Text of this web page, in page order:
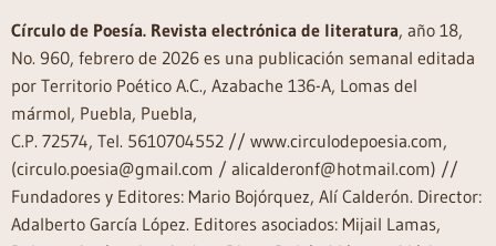
Círculo de Poesía. Revista electrónica de literatura, año 18,
No. 960, febrero de 2026 es una publicación semanal editada
por Territorio Poético A.C., Azabache 136-A, Lomas del
mármol, Puebla, Puebla,
C.P. 72574, Tel. 5610704552 // www.circulodepoesia.com,
(circulo.poesia@gmail.com / alicalderonf@hotmail.com) //
Fundadores y Editores: Mario Bojórquez, Alí Calderón. Director:
Adalberto García López. Editores asociados: Mijail Lamas,